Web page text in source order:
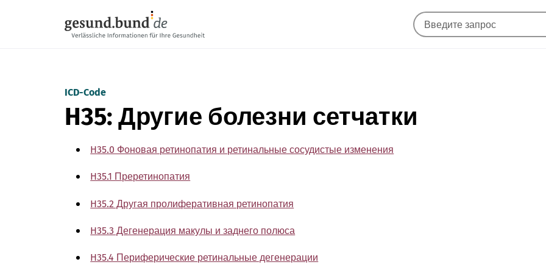
ICD-Code
H35: Другие болезни сетчатки
H35.0 Фоновая ретинопатия и ретинальные сосудистые изменения
H35.1 Преретинопатия
H35.2 Другая пролиферативная ретинопатия
H35.3 Дегенерация макулы и заднего полюса
H35.4 Периферические ретинальные дегенерации